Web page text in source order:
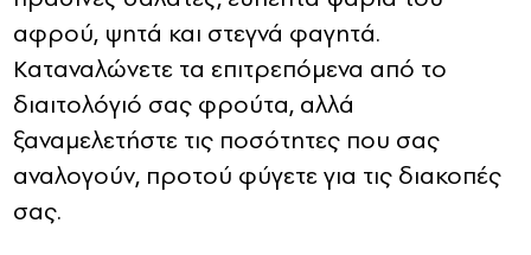
αφρού, ψητά και στεγνά φαγητά.
Καταναλώνετε τα επιτρεπόμενα από το
διαιτολόγιό σας φρούτα, αλλά
ξαναμελετήστε τις ποσότητες που σας
αναλογούν, προτού φύγετε για τις διακοπές
σας.